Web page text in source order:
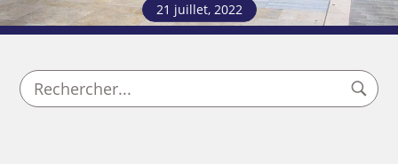
21 juillet, 2022